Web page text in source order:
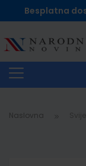
Besplatna
Naslovna